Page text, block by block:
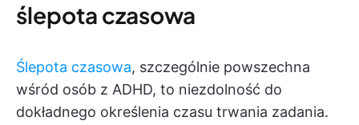
ślepota czasowa
Ślepota czasowa, szczególnie powszechna
wśród osób z ADHD, to niezdolność do
dokładnego określenia czasu trwania zadania.